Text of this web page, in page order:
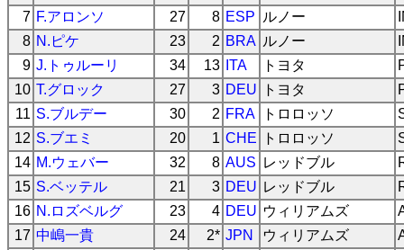
7 F.アロンソ 27 8 ESP ルノー
8 N.ピケ 23 2 BRA ルノー
9 J.トゥルーリ 34 13 ITA トヨタ
10 T.グロック 27 3 DEU トヨタ
11 S.ブルデー 30 2 FRA トロロッソ
12 S.ブエミ 20 1 CHE トロロッソ
14 M.ウェバー 32 8 AUS レッドブル
15 S.ベッテル 21 3 DEU レッドブル
16 N.ロズベルグ 23 4 DEU ウィリアムズ
17 中嶋一貴 24 2* JPN ウィリアムズ